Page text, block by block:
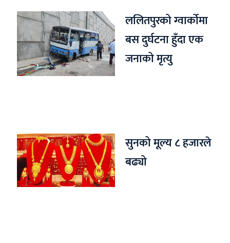
ललितपुरको ग्वार्कोमा
बस दुर्घटना हुँदा एक
जनाको मृत्यु
सुनको मूल्य ८ हजारले
बढ्यो